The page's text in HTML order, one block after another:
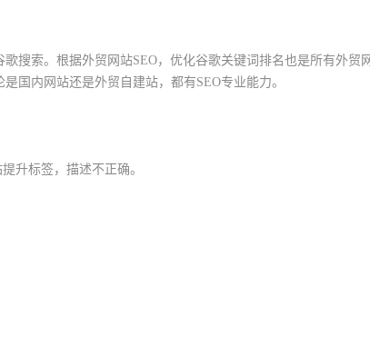
搜索。根据外贸网站SEO，优化谷歌关键词排名也是所有外贸
国内网站还是外贸自建站，都有SEO专业能力。
升标签，描述不正确。